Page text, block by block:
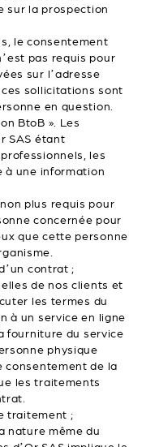
sur la prospection
le consentement
pas requis pour
sur l’adresse
sollicitations sont
en question.
BtoB ». Les
SAS étant
les
à une information
plus requis pour
concernée pour
que cette personne
contrat ;
de nos clients et
les termes du
à un service en ligne
fourniture du service
physique
consentement de la
les traitements
traitement ;
nature même du